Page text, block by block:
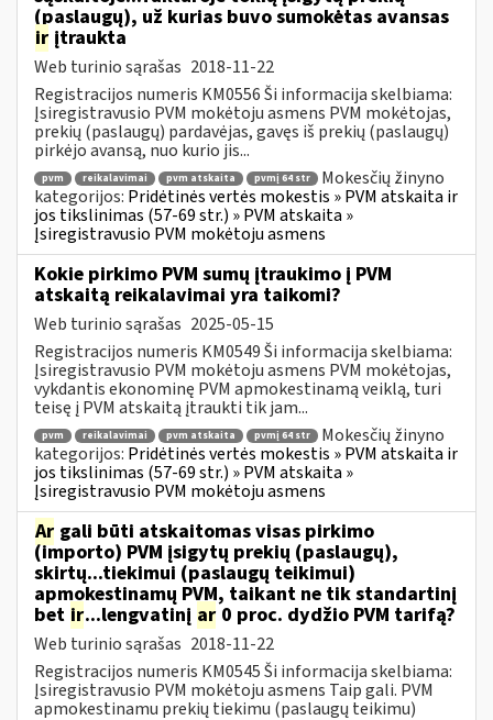
(paslaugų), už kurias buvo sumokėtas avansas
ir įtraukta
Web turinio sąrašas 2018-11-22
Registracijos numeris KM0556 Ši informacija skelbiama:
Įsiregistravusio PVM mokėtoju asmens PVM mokėtojas,
prekių (paslaugų) pardavėjas, gavęs iš prekių (paslaugų)
pirkėjo avansą, nuo kurio jis...
pvm reikalavimai pvm atskaita pvmį 64 str
Mokesčių žinyno
kategorijos: Pridėtinės vertės mokestis » PVM atskaita ir
jos tikslinimas (57-69 str.) » PVM atskaita »
Įsiregistravusio PVM mokėtoju asmens
Kokie pirkimo PVM sumų įtraukimo į PVM
atskaitą reikalavimai yra taikomi?
Web turinio sąrašas 2025-05-15
Registracijos numeris KM0549 Ši informacija skelbiama:
Įsiregistravusio PVM mokėtoju asmens PVM mokėtojas,
vykdantis ekonominę PVM apmokestinamą veiklą, turi
teisę į PVM atskaitą įtraukti tik jam...
pvm reikalavimai pvm atskaita pvmį 64 str
Mokesčių žinyno
kategorijos: Pridėtinės vertės mokestis » PVM atskaita ir
jos tikslinimas (57-69 str.) » PVM atskaita »
Įsiregistravusio PVM mokėtoju asmens
Ar gali būti atskaitomas visas pirkimo
(importo) PVM įsigytų prekių (paslaugų),
skirtų...tiekimui (paslaugų teikimui)
apmokestinamų PVM, taikant ne tik standartinį
bet ir...lengvatinį ar 0 proc. dydžio PVM tarifą?
Web turinio sąrašas 2018-11-22
Registracijos numeris KM0545 Ši informacija skelbiama:
Įsiregistravusio PVM mokėtoju asmens Taip gali. PVM
apmokestinamu prekių tiekimu (paslaugų teikimu)